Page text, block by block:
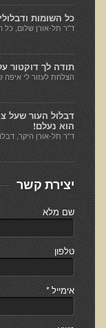
רכישת סדנת נפש
המזון: תרופה או מניעה
רכישת סדנת המזון:
מתכות רעילות
רכישת סדנת מתכות
שאלות ותשובות
האבחון הקליני והטיפול
שאלות ותשובות
רכישת סדנת האבחון
מחלות כלי דם ולב
הקרינה והשדות
רכישת סדנת הקרינה
מערכת התריס
רכישת סדנת בלוטת
כל השומות
ד"ר תל-אורן שלום, כל
תודה לך דוקטור
הצלחת לעזור לי איפה
דבלול העור שעל
הוא נעלם!
ד"ר תל-אורן היקר,
יצירת קשר
שם מלא
טלפון
אימייל*